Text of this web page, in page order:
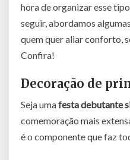
hora de organizar esse
seguir, abordamos
quem quer aliar conforto,
Confira!
Decoração de
Seja umafesta debutante
comemoração mais
é o componente que faz